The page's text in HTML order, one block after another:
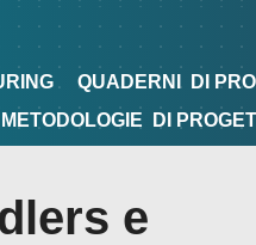
TIPS&TRICKS
QUADERNI DI
METODOLOGIE
DI
e